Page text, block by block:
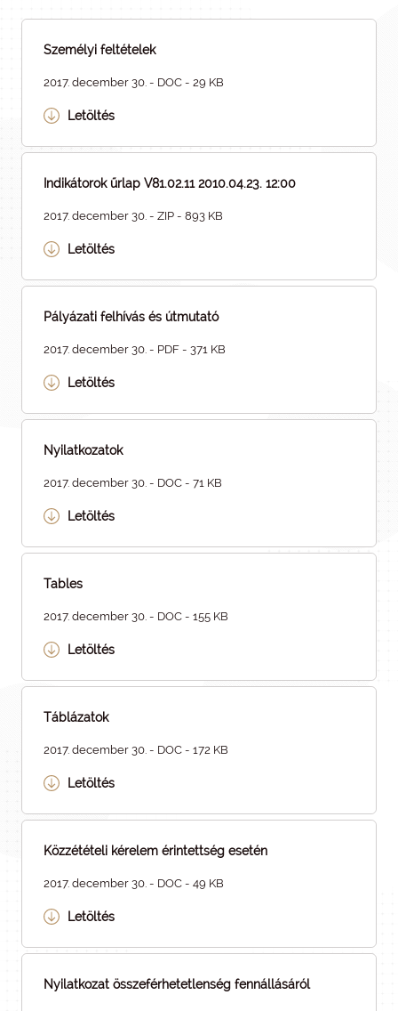
Személyi feltételek
2017. december 30. - DOC - 29 KB
Letöltés
Indikátorok űrlap V81.02.11 2010.04.23. 12:00
2017. december 30. - ZIP - 893 KB
Letöltés
Pályázati felhívás és útmutató
2017. december 30. - PDF - 371 KB
Letöltés
Nyilatkozatok
2017. december 30. - DOC - 71 KB
Letöltés
Tables
2017. december 30. - DOC - 155 KB
Letöltés
Táblázatok
2017. december 30. - DOC - 172 KB
Letöltés
Közzétételi kérelem érintettség esetén
2017. december 30. - DOC - 49 KB
Letöltés
Nyilatkozat összeférhetetlenség fennállásáról